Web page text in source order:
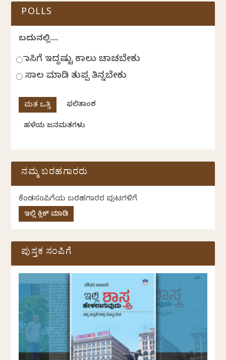
POLLS
ಬದುಕಿನಲ್ಲಿ....
ಹಾಸಿಗೆ ಇದ್ದಷ್ಟು ಕಾಲು ಚಾಚಬೇಕು
ಸಾಲ ಮಾಡಿ ತುಪ್ಪ ತಿನ್ನಬೇಕು
ಫಲಿತಾಂಶ
ಹಳೆಯ ಜನಮತಗಳು
ನಮ್ಮ ಬರಹಗಾರರು
ಕೆಂಡಸಂಪಿಗೆಯ ಬರಹಗಾರರ ಪುಟಗಳಿಗೆ
ಇಲ್ಲಿ ಕ್ಲಿಕ್ ಮಾಡಿ
ಪುಸ್ತಕ ಸಂಪಿಗೆ